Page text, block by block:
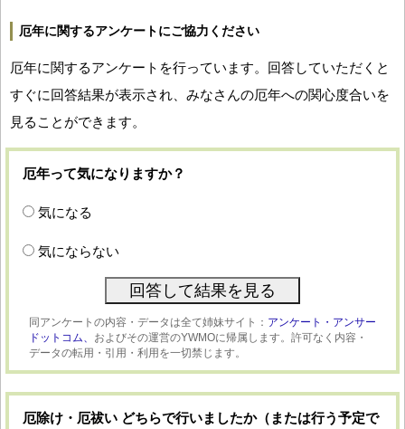
厄年に関するアンケートにご協力ください
厄年に関するアンケートを行っています。回答していただくと
すぐに回答結果が表示され、みなさんの厄年への関心度合いを
見ることができます。
厄年って気になりますか？
気になる
気にならない
同アンケートの内容・データは全て姉妹サイト： アンケート・アンサー
ドットコム、 およびその運営のYWMOに帰属します。許可なく内容・
データの転用・引用・利用を一切禁じます。
厄除け・厄祓い どちらで行いましたか（または行う予定で